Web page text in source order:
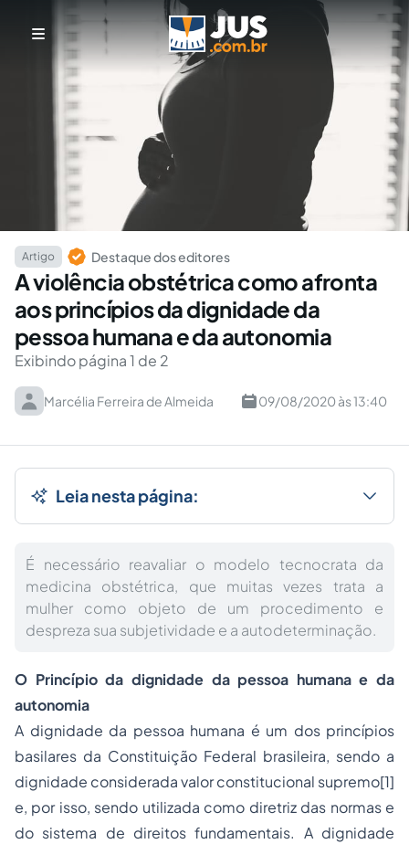
Artigo Destaque dos editores
A violência obstétrica como afronta
aos princípios da dignidade da
pessoa humana e da autonomia
Exibindo página 1 de 2
Marcélia Ferreira de Almeida 09/08/2020 às 13:40
Leia nesta página:
É necessário reavaliar o modelo tecnocrata da
medicina obstétrica, que muitas vezes trata a
mulher como objeto de um procedimento e
despreza sua subjetividade e a autodeterminação.
O Princípio da dignidade da pessoa humana e da
autonomia
A dignidade da pessoa humana é um dos princípios
basilares da Constituição Federal brasileira, sendo a
dignidade considerada valor constitucional supremo[1]
e, por isso, sendo utilizada como diretriz das normas e
do sistema de direitos fundamentais. A dignidade